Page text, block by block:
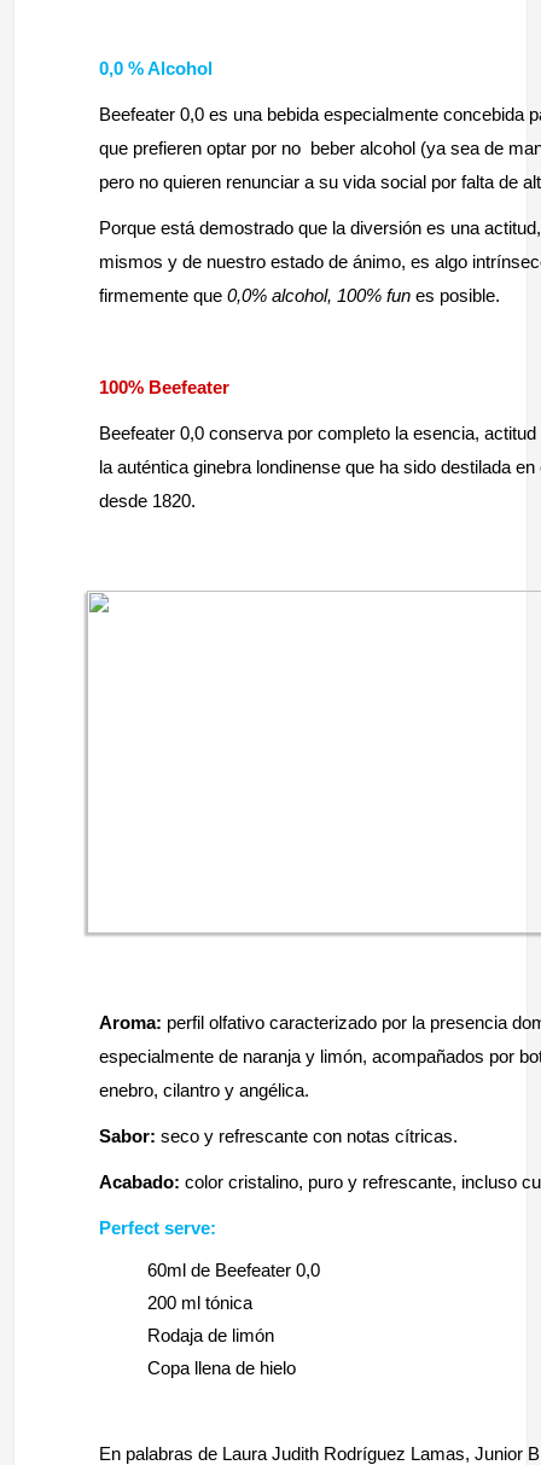
0,0 % Alcohol
Beefeater 0,0 es una bebida especialmente concebida
que prefieren optar por no beber alcohol (ya sea de
pero no quieren renunciar a su vida social por falta de
Porque está demostrado que la diversión es una
mismos y de nuestro estado de ánimo, es algo
firmemente que0,0% alcohol, 100% fun es posible.
100% Beefeater
Beefeater 0,0 conserva por completo la esencia,
la auténtica ginebra londinense que ha sido destilada
desde 1820.
Aroma: perfil olfativo caracterizado por la presencia
especialmente de naranja y limón, acompañados por
enebro, cilantro y angélica.
Sabor: seco y refrescante con notas cítricas.
Acabado: color cristalino, puro y refrescante, incluso
Perfect serve:
60ml de Beefeater 0,0
200 ml tónica
Rodaja de limón
Copa llena de hielo
En palabras de Laura Judith Rodríguez Lamas, Junior